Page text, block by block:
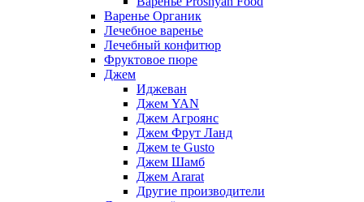
Варенье Органик
Лечебное варенье
Лечебный конфитюр
Фруктовое пюре
Джем
Иджеван
Джем YAN
Джем Агроянс
Джем Фрут Ланд
Джем te Gusto
Джем Шамб
Джем Ararat
Другие производители